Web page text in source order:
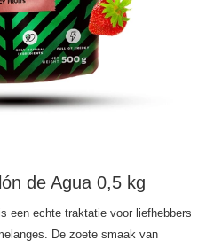
de Agua 0,5 kg
een echte traktatie voor liefhebbers
De zoete smaak van